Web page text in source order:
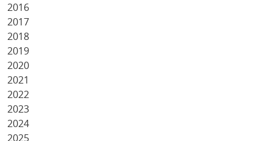
2016
2017
2018
2019
2020
2021
2022
2023
2024
2025